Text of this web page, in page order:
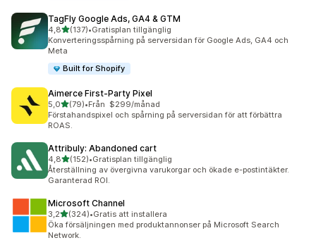
TagFly Google Ads, GA4 & GTM
4,8av 5 stjärnor
(137)
137 recensioner totalt
•Gratisplan tillgänglig
Konverteringsspårning på serversidan för Google Ads, GA4 och
Meta
Built for Shopify
Aimerce First‑Party Pixel
5,0av 5 stjärnor
(79)
79 recensioner totalt
•Från $299/månad
Förstahandspixel och spårning på serversidan för att förbättra
ROAS.
Attribuly: Abandoned cart
4,8av 5 stjärnor
(152)
152 recensioner totalt
•Gratisplan tillgänglig
Återställning av övergivna varukorgar och ökade e-postintäkter.
Garanterad ROI.
Microsoft Channel
3,2av 5 stjärnor
(324)
324 recensioner totalt
•Gratis att installera
Öka försäljningen med produktannonser på Microsoft Search
Network.